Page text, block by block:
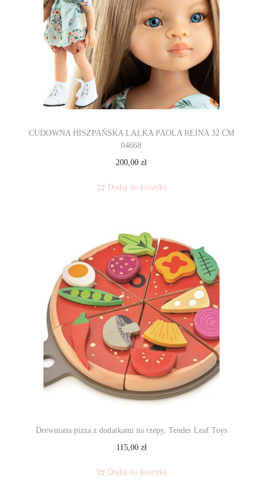
CUDOWNA HISZPAŃSKA LALKA PAOLA REINA 32 CM
04668
200,00zł
Dodaj do koszyka
Drewniana pizza z dodatkami na rzepy, Tender Leaf Toys
115,00 zł
Dodaj do koszyka